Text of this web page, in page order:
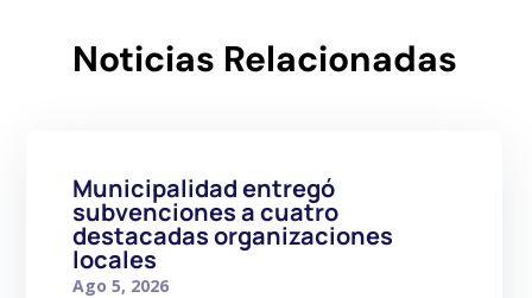
Noticias Relacionadas
Municipalidad entregó
subvenciones a cuatro
destacadas organizaciones
locales
Ago 5, 2026